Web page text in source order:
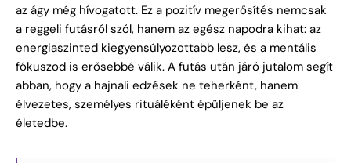
az ágy még hívogatott. Ez a pozitív megerősítés nemcsak
a reggeli futásról szól, hanem az egész napodra kihat: az
energiaszinted kiegyensúlyozottabb lesz, és a mentális
fókuszod is erősebbé válik. A futás után járó jutalom segít
abban, hogy a hajnali edzések ne teherként, hanem
élvezetes, személyes rituáléként épüljenek be az
életedbe.